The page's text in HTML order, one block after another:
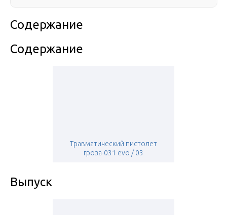
Содержание
Содержание
Травматический пистолет
гроза-031 evo / 03
Выпуск